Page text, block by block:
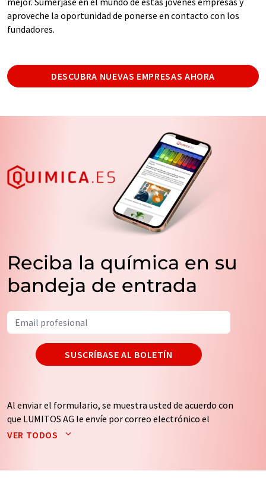
aproveche la oportunidad de ponerse en contacto con los
fundadores.
DESCUBRA NUEVAS EMPRESAS AHORA
Reciba la química en su
bandeja de entrada
SUSCRÍBASE AL BOLETÍN
Al enviar el formulario, se muestra usted de acuerdo con
que LUMITOS AG le envíe por correo electrónico el
boletín o boletines seleccionados anteriormente. Sus
de nuestrapolítica de protección de datos. LUMITOS
VER TODOS